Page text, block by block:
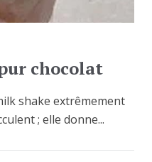
chocolat
shake extrêmement
; elle donne...